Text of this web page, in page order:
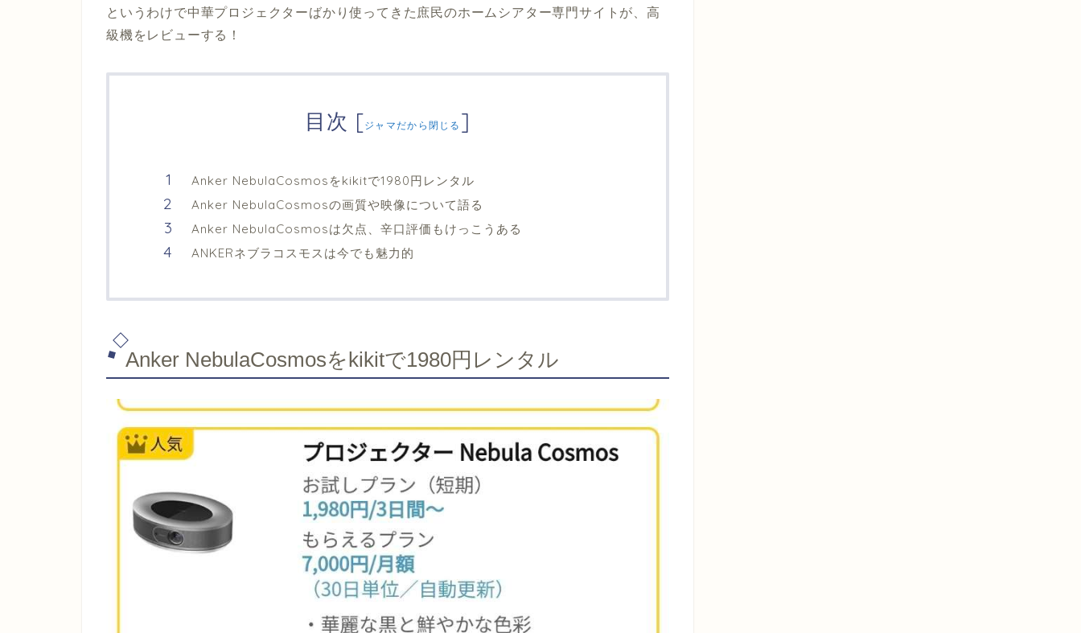
というわけで中華プロジェクターばかり使ってきた庶民のホームシアター専門サイトが、高
級機をレビューする！
目次 [ジャマだから閉じる ]
Anker NebulaCosmosをkikitで1980円レンタル
Anker NebulaCosmosの画質や映像について語る
Anker NebulaCosmosは欠点、辛口評価もけっこうある
ANKERネブラコスモスは今でも魅力的
Anker NebulaCosmosをkikitで1980円レンタル